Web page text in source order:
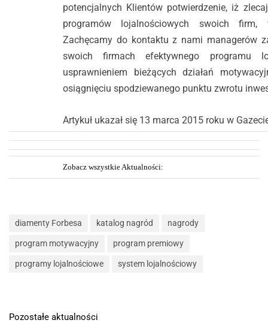
potencjalnych Klientów potwierdzenie, iż
programów lojalnościowych swoich firm,
Zachęcamy do kontaktu z nami managerów
swoich firmach efektywnego programu
usprawnieniem bieżących działań
osiągnięciu spodziewanego punktu zwrotu
Artykuł ukazał się 13 marca 2015 roku w
Zobacz wszystkie Aktualności:
diamenty Forbesa katalog nagród nagrody
program motywacyjny program premiowy
programy lojalnościowe system lojalnościowy
Pozostałe aktualności